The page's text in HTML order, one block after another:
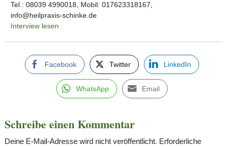
Tel.: 08039 4990018, Mobil: 017623318167,
info@heilpraxis-schinke.de
Interview lesen
Facebook Twitter LinkedIn
WhatsApp Email
Schreibe einen Kommentar
Deine E-Mail-Adresse wird nicht veröffentlicht. Erforderliche